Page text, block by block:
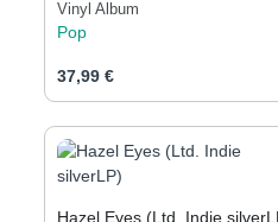
Vinyl Album
Pop
Regulärer Preis:
37,99 €
Produkt Anzahl:
Hazel Eyes (Ltd. Indie